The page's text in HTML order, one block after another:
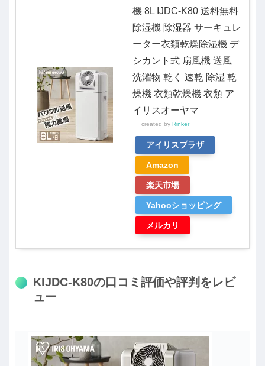
機 8L IJDC-K80 送料無料
除湿機 除湿器 サーキュレ
ーター衣類乾燥除湿機 デ
シカント式 扇風機 送風
洗濯物 乾く 速乾 除湿 乾
燥機 衣類乾燥機 衣類 ア
イリスオーヤマ
created by Rinker
アイリスプラザ
Amazon
楽天市場
Yahooショッピング
メルカリ
KIJDC-K80の口コミ評価や評判をレビ
ュー